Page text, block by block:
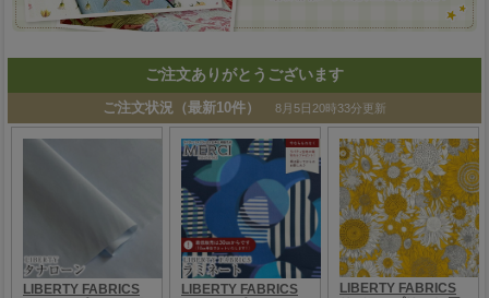
ご注文ありがとうございます